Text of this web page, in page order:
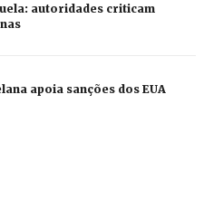
autoridades criticam
apoia sanções dos EUA